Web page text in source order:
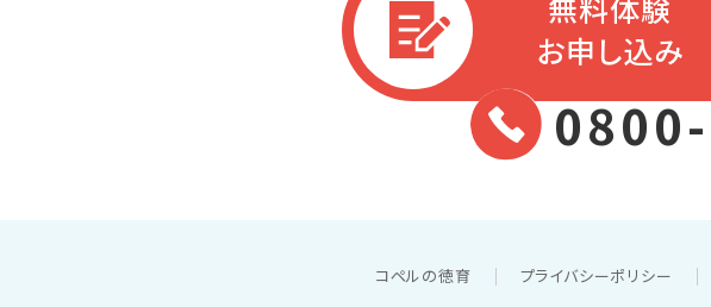
お申し込み
コペルの徳育 プライバシーポリシー